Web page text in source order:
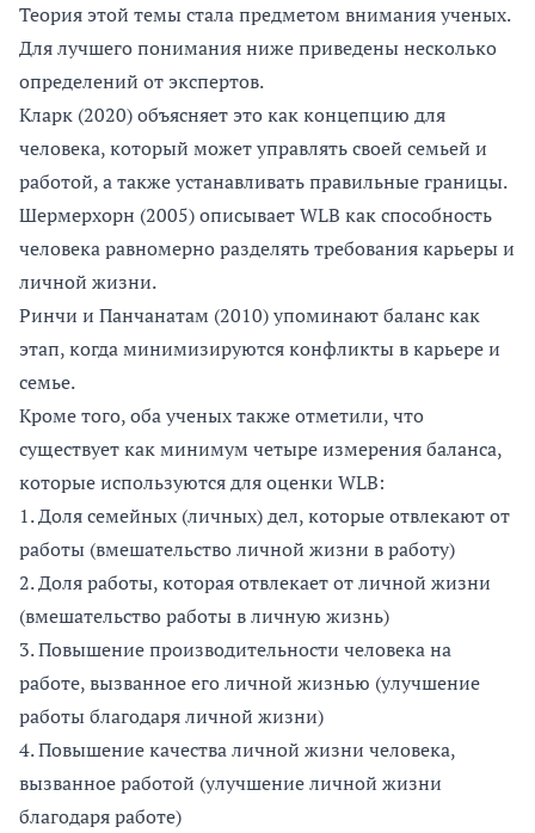
Теория этой темы стала предметом внимания ученых.
Для лучшего понимания ниже приведены несколько
определений от экспертов.
Кларк (2020) объясняет это как концепцию для
человека, который может управлять своей семьей и
работой, а также устанавливать правильные границы.
Шермерхорн (2005) описывает WLB как способность
человека равномерно разделять требования карьеры и
личной жизни.
Ринчи и Панчанатам (2010) упоминают баланс как
этап, когда минимизируются конфликты в карьере и
семье.
Кроме того, оба ученых также отметили, что
существует как минимум четыре измерения баланса,
которые используются для оценки WLB:
1. Доля семейных (личных) дел, которые отвлекают от
работы (вмешательство личной жизни в работу)
2. Доля работы, которая отвлекает от личной жизни
(вмешательство работы в личную жизнь)
3. Повышение производительности человека на
работе, вызванное его личной жизнью (улучшение
работы благодаря личной жизни)
4. Повышение качества личной жизни человека,
вызванное работой (улучшение личной жизни
благодаря работе)